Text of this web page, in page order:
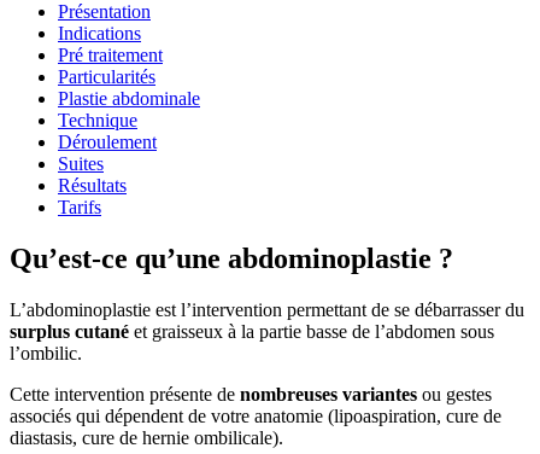
Présentation
Indications
Pré traitement
Particularités
Plastie abdominale
Technique
Déroulement
Suites
Résultats
Tarifs
Qu’est-ce qu’une abdominoplastie ?
L’abdominoplastie est l’intervention permettant de se débarrasser du
surplus cutané et graisseux à la partie basse de l’abdomen sous
l’ombilic.
Cette intervention présente de nombreuses variantes ou gestes
associés qui dépendent de votre anatomie (lipoaspiration, cure de
diastasis, cure de hernie ombilicale).